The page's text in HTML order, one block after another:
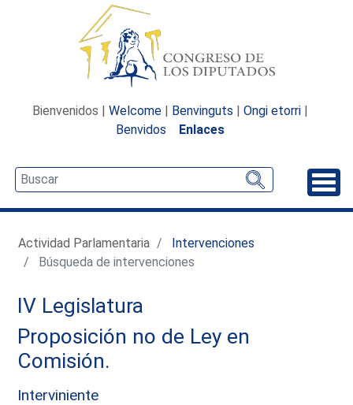
Bienvenidos | Welcome | Benvinguts | Ongi etorri |
Benvidos
Enlaces
Actividad Parlamentaria
Intervenciones
Búsqueda de intervenciones
IV Legislatura
Proposición no de Ley en
Comisión.
Interviniente